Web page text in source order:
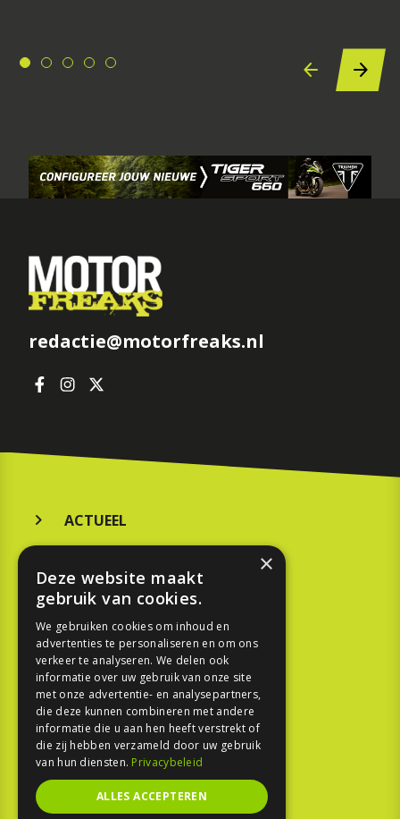
redactie@motorfreaks.nl
ACTUEEL
KOOPGIDS
TESTEN
SPORT
REPORTAGE
TOUREN
NIEUWSBRIEF
×
Deze website maakt
gebruik van cookies.
We gebruiken cookies om inhoud en
advertenties te personaliseren en om ons
verkeer te analyseren. We delen ook
informatie over uw gebruik van onze site
met onze advertentie- en analysepartners,
die deze kunnen combineren met andere
informatie die u aan hen heeft verstrekt of
die zij hebben verzameld door uw gebruik
van hun diensten. Privacybeleid
ALLES ACCEPTEREN